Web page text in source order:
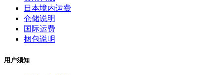
日本境内运费
仓储说明
国际运费
捆包说明
用户须知